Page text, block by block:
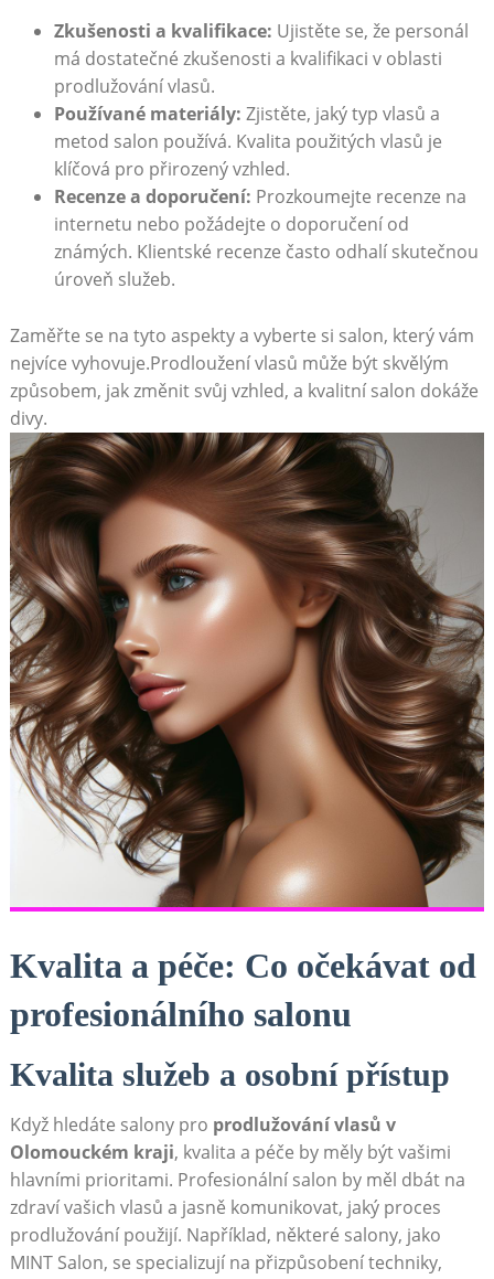
Zkušenosti a kvalifikace: Ujistěte se, že personál
má dostatečné zkušenosti a kvalifikaci v oblasti
prodlužování vlasů.
Používané materiály: Zjistěte, jaký typ vlasů a
metod salon používá. Kvalita použitých vlasů je
klíčová pro přirozený vzhled.
Recenze a doporučení: Prozkoumejte recenze na
internetu nebo požádejte o doporučení od
známých. Klientské recenze často odhalí skutečnou
úroveň služeb.
Zaměřte se na tyto aspekty a vyberte si salon, který vám
nejvíce vyhovuje.Prodloužení vlasů může být skvělým
způsobem, jak změnit svůj vzhled, a kvalitní salon dokáže
divy.
Kvalita a péče: Co očekávat od
profesionálního salonu
Kvalita služeb a osobní přístup
Když hledáte salony pro prodlužování vlasů v
Olomouckém kraji, kvalita a péče by měly být vašimi
hlavními prioritami. Profesionální salon by měl dbát na
zdraví vašich vlasů a jasně komunikovat, jaký proces
prodlužování použijí. Například, některé salony, jako
MINT Salon, se specializují na přizpůsobení techniky,